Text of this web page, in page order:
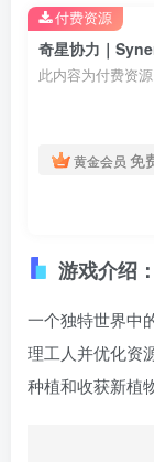
此内容为付费资
黄金会员 免
付费资源
游戏介绍：
一个独特世界中
理工人并优化资
种植和收获新植